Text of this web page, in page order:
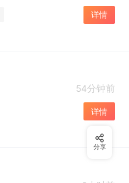
详情
54分钟前
详情
分享